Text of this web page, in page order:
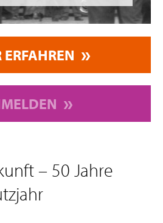
ERFAHREN
– 50 Jahre